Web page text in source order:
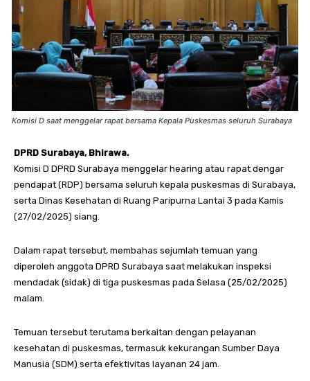
Komisi D saat menggelar rapat bersama Kepala Puskesmas seluruh Surabaya
DPRD Surabaya, Bhirawa.
Komisi D DPRD Surabaya menggelar hearing atau rapat dengar
pendapat (RDP) bersama seluruh kepala puskesmas di Surabaya,
serta Dinas Kesehatan di Ruang Paripurna Lantai 3 pada Kamis
(27/02/2025) siang.
Dalam rapat tersebut, membahas sejumlah temuan yang
diperoleh anggota DPRD Surabaya saat melakukan inspeksi
mendadak (sidak) di tiga puskesmas pada Selasa (25/02/2025)
malam.
Temuan tersebut terutama berkaitan dengan pelayanan
kesehatan di puskesmas, termasuk kekurangan Sumber Daya
Manusia (SDM) serta efektivitas layanan 24 jam.